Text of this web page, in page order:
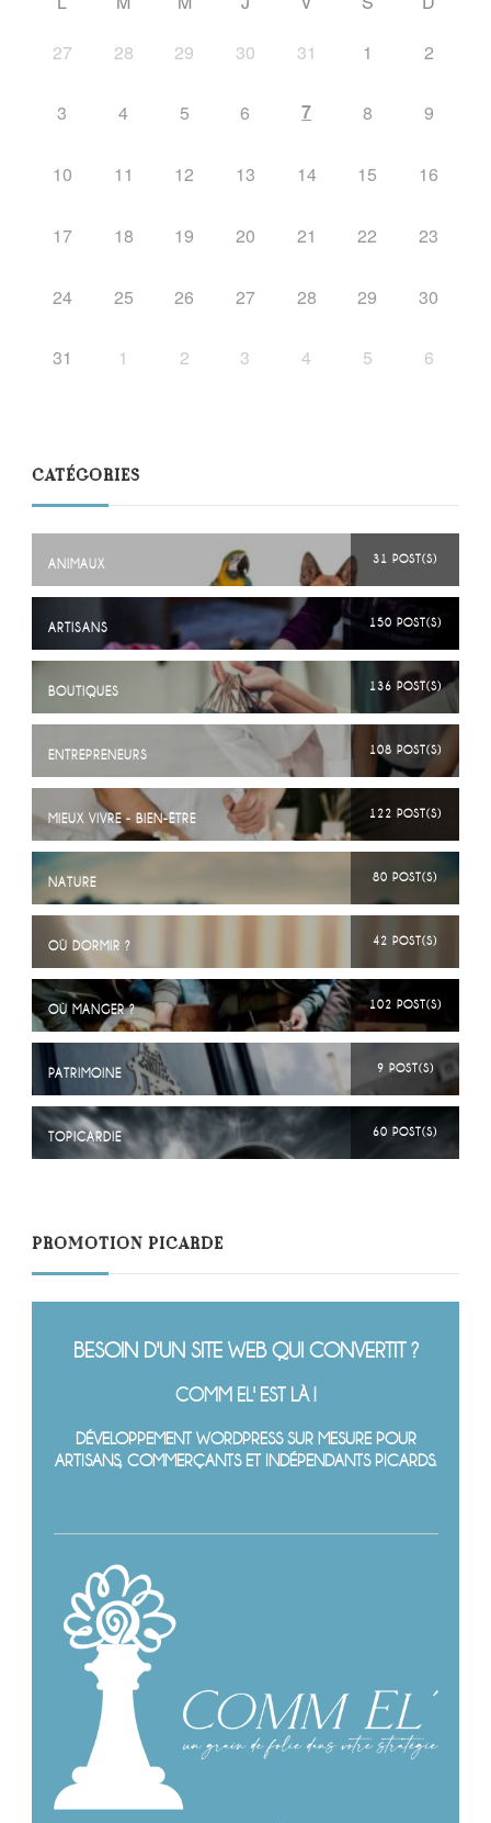
27
28 29 30 31 1 2
3 4 5 6 7 8 9
10 11 12 13 14 15 16
17 18 19 20 21 22 23
24 25 26 27 28 29 30
31 1 2 3 4 5 6
CATÉGORIES
ANIMAUX 31 POST(S)
ARTISANS 150 POST(S)
BOUTIQUES 136 POST(S)
ENTREPRENEURS 108 POST(S)
MIEUX VIVRE - BIEN-ÊTRE 122 POST(S)
NATURE 80 POST(S)
OÙ DORMIR ? 42 POST(S)
OÙ MANGER ? 102 POST(S)
PATRIMOINE 9 POST(S)
TOPICARDIE 60 POST(S)
PROMOTION PICARDE
BESOIN D'UN SITE WEB QUI CONVERTIT ?
COMM EL' EST LÀ !
DÉVELOPPEMENT WORDPRESS SUR MESURE POUR
ARTISANS, COMMERÇANTS ET INDÉPENDANTS PICARDS.